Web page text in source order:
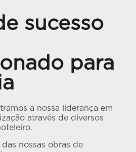
sucesso
para
a nossa liderança em
através de diversos
nossas obras de